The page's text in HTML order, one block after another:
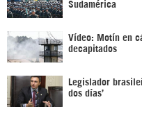
Sudamérica
Vídeo: Motín en
decapitados
Legislador
dos días’